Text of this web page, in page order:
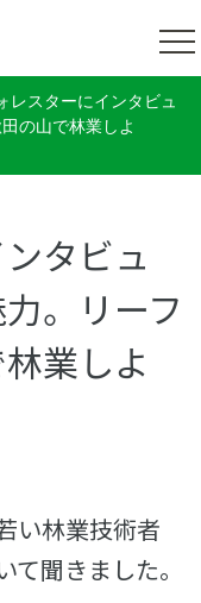
スターにインタビュ
の山で林業しよ
タビュ
。リーフ
業しよ
い林業技術者
聞きました。